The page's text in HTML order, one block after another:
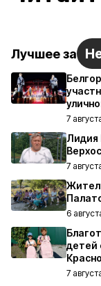
Лучшее за
7
Лидия
7
6
детей
7